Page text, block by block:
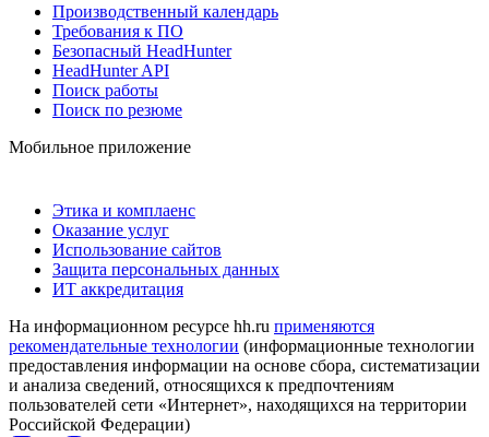
Производственный календарь
Требования к ПО
Безопасный HeadHunter
HeadHunter API
Поиск работы
Поиск по резюме
Мобильное приложение
Этика и комплаенс
Оказание услуг
Использование сайтов
Защита персональных данных
ИТ аккредитация
На информационном ресурсе hh.ru применяются
рекомендательные технологии (информационные технологии
предоставления информации на основе сбора, систематизации
и анализа сведений, относящихся к предпочтениям
пользователей сети «Интернет», находящихся на территории
Российской Федерации)